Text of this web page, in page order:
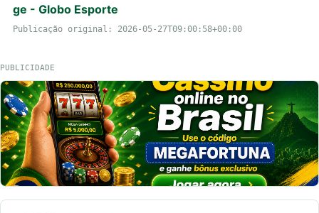
ge - Globo Esporte
Publicação original: 2026-05-27T09:00:58+00:00
PUBLICIDADE